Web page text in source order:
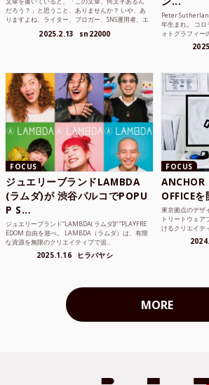
だろう？」と思うこと、ありませんか？ いや、あ
りますよね。ライター、ブロガー、SNS運用者、エ
2025.2.13 sn22000
Peter
年生まれ。 コ
ォトグラフィー
FOCUS
ジュエリーブランドLAMBDA
(ラムダ)が 渋谷パルコでPOPU
P S...
ジュエリーブランド“LAMBDA( ラムダ))” “PLAYFRE
EDOM 自由を遊べ。 LAMBDA（ラムダ）は、有限
な資源を無限のクリエイティブで追...
2025.1.16 ヒラバヤシ
FOCUS
ANCHOR
OFFICEを
東京拠点のデザ
トリートウェ
けるクリエイテ
MORE